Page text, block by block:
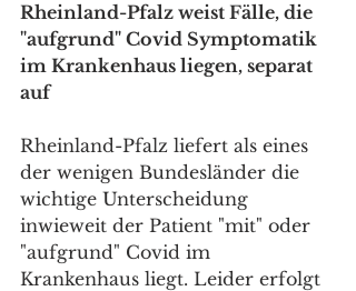
Rheinland-Pfalz weist Fälle, die
"aufgrund" Covid Symptomatik
im Krankenhaus liegen, separat
auf
Rheinland-Pfalz liefert als eines
der wenigen Bundesländer die
wichtige Unterscheidung
inwieweit der Patient "mit" oder
"aufgrund" Covid im
Krankenhaus liegt. Leider erfolgt